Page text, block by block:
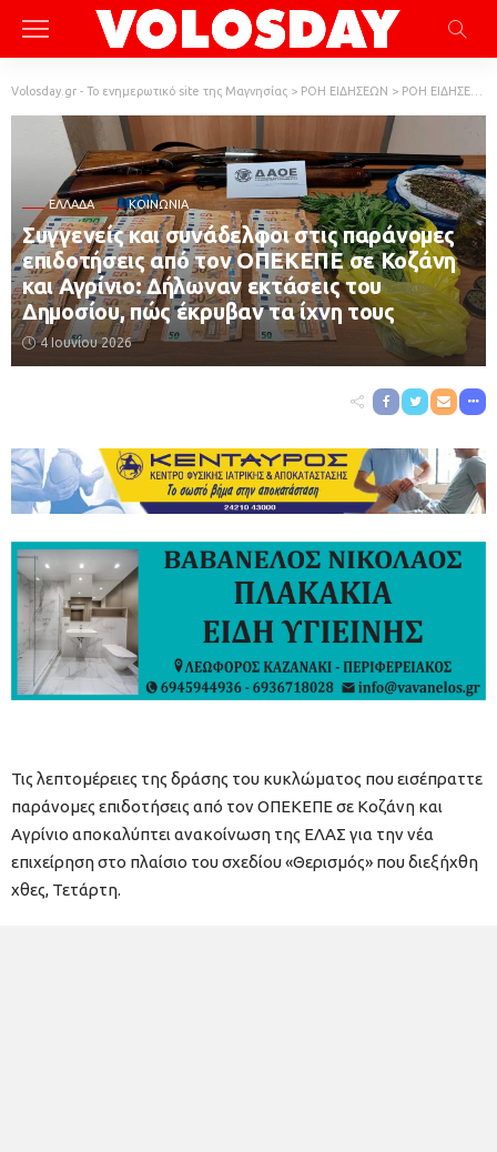
Volosday.gr - Το ενημερωτικό site της Μαγνησίας > ΡΟΗ ΕΙΔΗΣΕΩΝ > ΡΟΗ ΕΙΔΗΣΕΩΝ
ΕΛΛΆΔΑ ΚΟΙΝΩΝΙΑ
Συγγενείς και συνάδελφοι στις παράνομες
επιδοτήσεις από τον ΟΠΕΚΕΠΕ σε Κοζάνη
και Αγρίνιο: Δήλωναν εκτάσεις του
Δημοσίου, πώς έκρυβαν τα ίχνη τους
4 Ιουνίου 2026
Τις λεπτομέρειες της δράσης του κυκλώματος που εισέπραττε
παράνομες επιδοτήσεις από τον ΟΠΕΚΕΠΕ σε Κοζάνη και
Αγρίνιο αποκαλύπτει ανακοίνωση της ΕΛΑΣ για την νέα
επιχείρηση στο πλαίσιο του σχεδίου «Θερισμός» που διεξήχθη
χθες, Τετάρτη.